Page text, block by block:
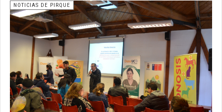
NOTICIAS DE PIRQUE